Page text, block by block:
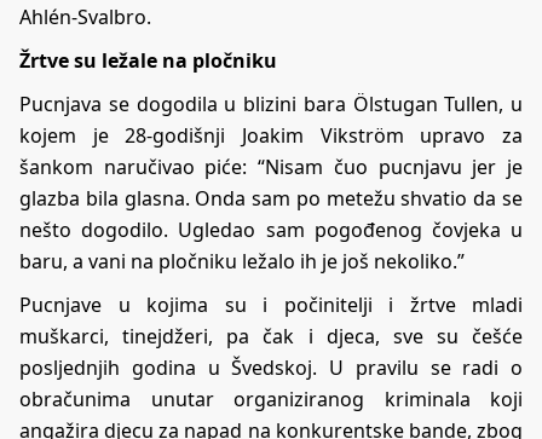
Ahlén-Svalbro.
Žrtve su ležale na pločniku
Pucnjava se dogodila u blizini bara Ölstugan Tullen, u
kojem je 28-godišnji Joakim Vikström upravo za
šankom naručivao piće: “Nisam čuo pucnjavu jer je
glazba bila glasna. Onda sam po metežu shvatio da se
nešto dogodilo. Ugledao sam pogođenog čovjeka u
baru, a vani na pločniku ležalo ih je još nekoliko.”
Pucnjave u kojima su i počinitelji i žrtve mladi
muškarci, tinejdžeri, pa čak i djeca, sve su češće
posljednjih godina u Švedskoj. U pravilu se radi o
obračunima unutar organiziranog kriminala koji
angažira djecu za napad na konkurentske bande, zbog